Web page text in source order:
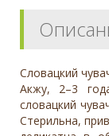
Словацкий
Акжу, 2–3
словацкий
Стерильна,